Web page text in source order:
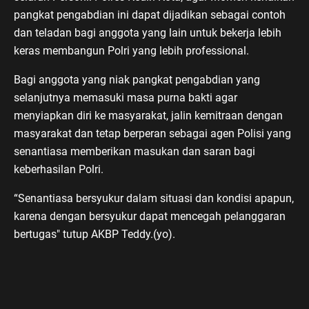
pangkat pengabdian ini dapat dijadikan sebagai contoh
dan teladan bagi anggota yang lain untuk bekerja lebih
keras membangun Polri yang lebih professional.
Bagi anggota yang niak pangkat pengabdian yang
selanjutnya memasuki masa purna bakti agar
menyiapkan diri ke masyarakat, jalin kemitraan dengan
masyarakat dan tetap berperan sebagai agen Polisi yang
senantiasa memberikan masukan dan saran bagi
keberhasilan Polri.
“Senantiasa bersyukur dalam situasi dan kondisi apapun,
karena dengan bersyukur dapat mencegah pelanggaran
bertugas" tutup AKBP Teddy.(yo).